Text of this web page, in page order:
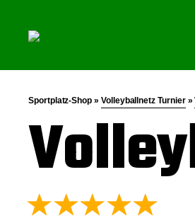
Sportplatz-Shop » Volleyballnetz Turnier»